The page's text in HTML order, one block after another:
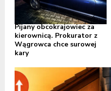
Pijany obcokrajowiec za
kierownicą. Prokurator z
Wągrowca chce surowej
kary